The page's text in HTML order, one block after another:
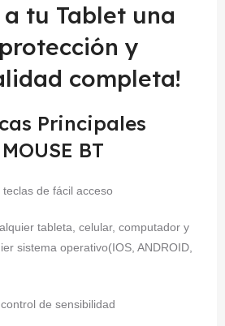
tu Tablet una
y
completa!
Principales
BT
de fácil acceso
tableta, celular, computador y
sistema operativo(IOS, ANDROID,
de sensibilidad